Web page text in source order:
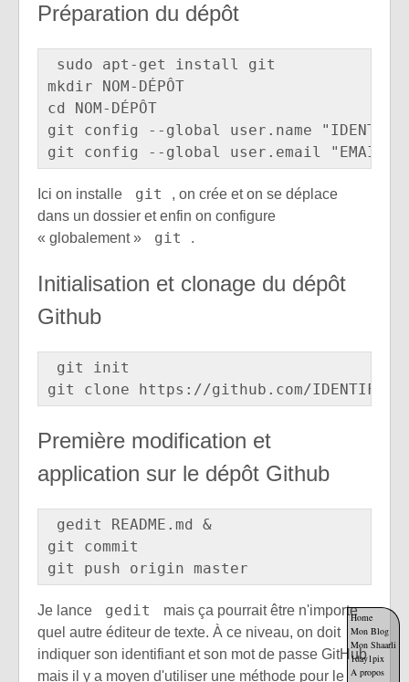
Préparation du dépôt
sudo apt-get install git
mkdir NOM-DÉPÔT
cd NOM-DÉPÔT
git config --global user.name
Ici on installe git
, on crée et on se déplace
dans un dossier et enfin on configure
« globalement »
git .
Initialisation et clonage du dépôt
Github
git init
Première modification et
application sur le dépôt Github
gedit README.md &
git commit
Je lance gedit
mais ça pourrait être n'importe
quel autre éditeur de texte. À ce niveau, on doit
indiquer son identifiant et son mot de passe GitHub
mais il y a moyen d'utiliser une méthode pour le
Home
Mon Blog
Mon Shaarli
1day1pix
A propos